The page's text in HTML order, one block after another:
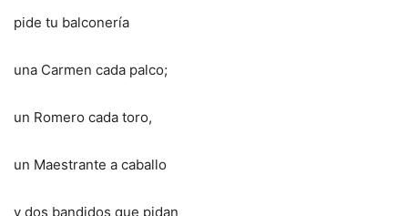
pide tu balconería
una Carmen cada palco;
un Romero cada toro,
un Maestrante a caballo
y dos bandidos que pidan